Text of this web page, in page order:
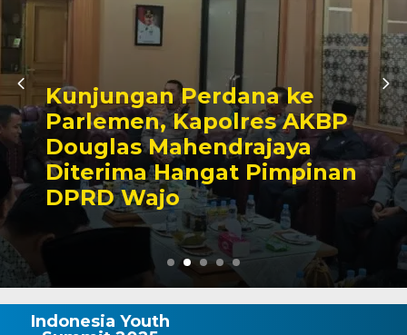
Awali Tugas sebagai
Kabagbinkar, AKBP Fantry
Taherong Tekankan
Kebersihan dan Disiplin
Demi Kepuasan Publik
Indonesia Youth